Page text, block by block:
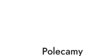
Produkty
Polecamy